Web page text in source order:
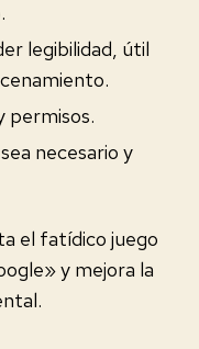
legibilidad, útil
permisos.
necesario y
el fatídico juego
y mejora la